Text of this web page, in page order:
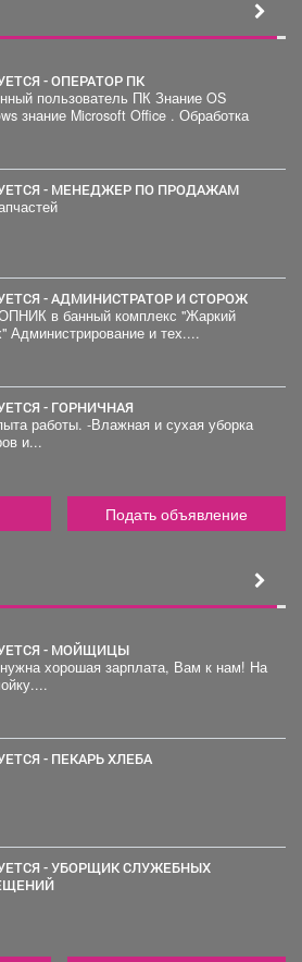
- ОПЕРАТОР ПК
пользователь ПК Знание OS
Обработка
- МЕНЕДЖЕР ПО ПРОДАЖАМ
- АДМИНИСТРАТОР И СТОРОЖ
в банный комплекс "Жаркий
Администрирование и тех....
- ГОРНИЧНАЯ
работы. -Влажная и сухая уборка
и...
Подать объявление
- МОЙЩИЦЫ
хорошая зарплата, Вам к нам! На
- ПЕКАРЬ ХЛЕБА